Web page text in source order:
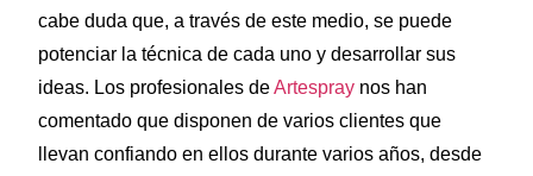
cabe duda que, a través de este medio, se puede
potenciar la técnica de cada uno y desarrollar sus
ideas. Los profesionales deArtespray nos han
comentado que disponen de varios clientes que
llevan confiando en ellos durante varios años, desde